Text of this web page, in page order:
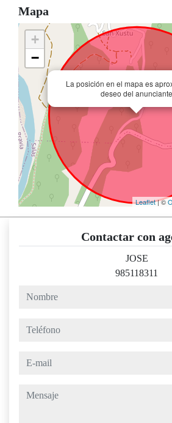
Mapa
La posición en el mapa es
deseo del anunciante
+
−
Leaflet| ©
Contactar con
JOSE
985118311
nombre
teléfono
e-mail
mensaje